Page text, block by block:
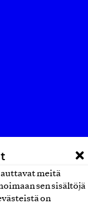
meitä
sen sisältöjä
on